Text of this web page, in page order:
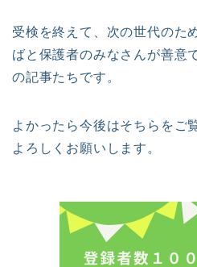
受検を終えて、次の世代のた
ばと保護者のみなさんが善意
の記事たちです。
よかったら今後はそちらをご
よろしくお願いします。